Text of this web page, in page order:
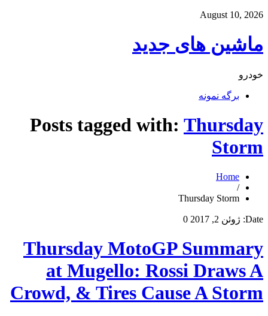
August 10, 2026
ماشین های جدید
خودرو
برگه نمونه
Posts tagged with: Thursday
Storm
Home
/
Thursday Storm
Date: ژوئن 2, 2017 0
Thursday MotoGP Summary
at Mugello: Rossi Draws A
Crowd, & Tires Cause A Storm